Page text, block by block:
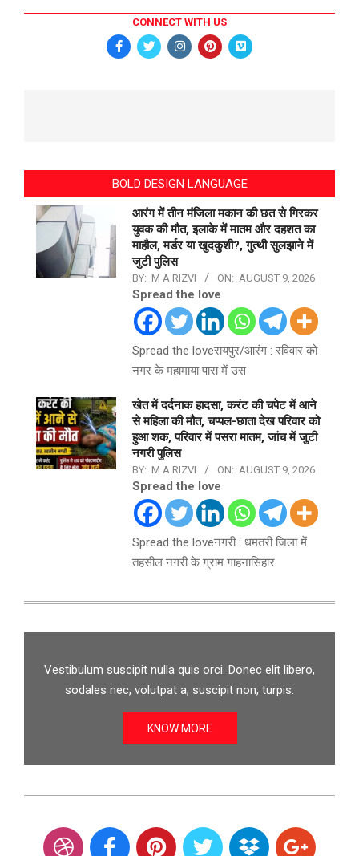
CONNECT WITH US
BOLD DESIGN LANGUAGE
आरंग में तीन मंजिला मकान की छत से गिरकर
युवक की मौत, इलाके में मातम और दहशत का
माहौल, मर्डर या खुदकुशी?, गुत्थी सुलझाने में
जुटी पुलिस
BY: M A RIZVI ON: AUGUST 9, 2026
Spread the love
Spread the loveरायपुर/आरंग : रविवार को
नगर के महामाया पारा में उस
खेत में दर्दनाक हादसा, करंट की चपेट में आने
से महिला की मौत, चप्पल-छाता देख परिवार को
हुआ शक, परिवार में पसरा मातम, जांच में जुटी
नगरी पुलिस
BY: M A RIZVI ON: AUGUST 9, 2026
Spread the love
Spread the loveनगरी : धमतरी जिला में
तहसील नगरी के ग्राम गाहनासिहार
Vestibulum suscipit nulla quis orci. Donec elit libero,
sodales nec, volutpat a, suscipit non, turpis.
KNOW MORE